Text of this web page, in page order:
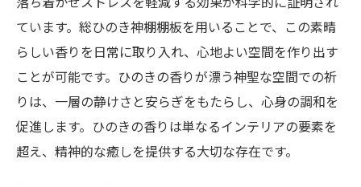
日々の暮らしに癒しをもたらす存在
家族の絆を深める神棚の役割
自然素材がもたらす豊かな空間作り
神棚板を通じた心安らぐ暮らし
現代のライフスタイルに溶け込む伝統美
ひのきの香りがもたらす日常の変化
ています。総ひのき神棚棚板を用いることで、この素晴
らしい香りを日常に取り入れ、心地よい空間を作り出す
ことが可能です。ひのきの香りが漂う神聖な空間での祈
りは、一層の静けさと安らぎをもたらし、心身の調和を
促進します。ひのきの香りは単なるインテリアの要素を
超え、精神的な癒しを提供する大切な存在です。